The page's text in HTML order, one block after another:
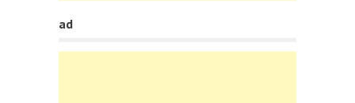
ad